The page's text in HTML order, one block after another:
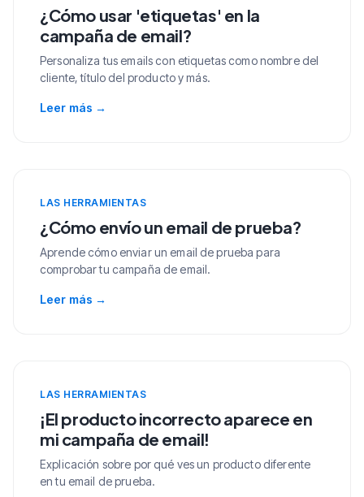
¿Cómo usar 'etiquetas' en la
campaña de email?
Personaliza tus emails con etiquetas como nombre del
cliente, título del producto y más.
Leer más →
LAS HERRAMIENTAS
¿Cómo envío un email de prueba?
Aprende cómo enviar un email de prueba para
comprobar tu campaña de email.
Leer más →
LAS HERRAMIENTAS
¡El producto incorrecto aparece en
mi campaña de email!
Explicación sobre por qué ves un producto diferente
en tu email de prueba.